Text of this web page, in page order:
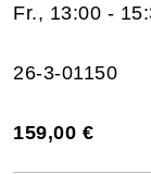
Fr., 13:00 -
26-3-01150
159,00 €